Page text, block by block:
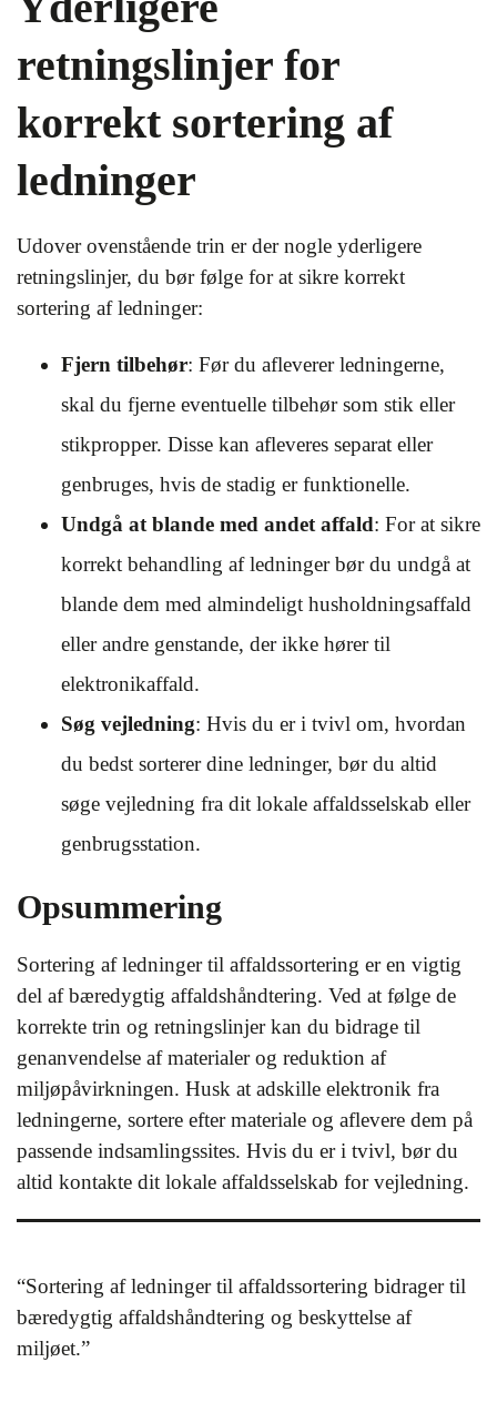
retningslinjer for
korrekt sortering af
ledninger
Udover ovenstående trin er der nogle yderligere
retningslinjer, du bør følge for at sikre korrekt
sortering af ledninger:
Fjern tilbehør: Før du afleverer ledningerne,
skal du fjerne eventuelle tilbehør som stik eller
stikpropper. Disse kan afleveres separat eller
genbruges, hvis de stadig er funktionelle.
Undgå at blande med andet affald: For at sikre
korrekt behandling af ledninger bør du undgå at
blande dem med almindeligt husholdningsaffald
eller andre genstande, der ikke hører til
elektronikaffald.
Søg vejledning: Hvis du er i tvivl om, hvordan
du bedst sorterer dine ledninger, bør du altid
søge vejledning fra dit lokale affaldsselskab eller
genbrugsstation.
Opsummering
Sortering af ledninger til affaldssortering er en vigtig
del af bæredygtig affaldshåndtering. Ved at følge de
korrekte trin og retningslinjer kan du bidrage til
genanvendelse af materialer og reduktion af
miljøpåvirkningen. Husk at adskille elektronik fra
ledningerne, sortere efter materiale og aflevere dem på
passende indsamlingssites. Hvis du er i tvivl, bør du
altid kontakte dit lokale affaldsselskab for vejledning.
“Sortering af ledninger til affaldssortering bidrager til
bæredygtig affaldshåndtering og beskyttelse af
miljøet.”